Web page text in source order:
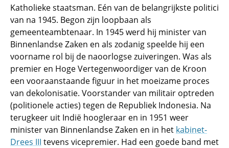
Katholieke staatsman. Eén van de belangrijkste politici
van na 1945. Begon zijn loopbaan als
gemeenteambtenaar. In 1945 werd hij minister van
Binnenlandse Zaken en als zodanig speelde hij een
voorname rol bij de naoorlogse zuiveringen. Was als
premier en Hoge Vertegenwoordiger van de Kroon
een vooraanstaande figuur in het moeizame proces
van dekolonisatie. Voorstander van militair optreden
(politionele acties) tegen de Republiek Indonesia. Na
terugkeer uit Indië hoogleraar en in 1951 weer
minister van Binnenlandse Zaken en in het kabinet-
Drees III tevens vicepremier. Had een goede band met